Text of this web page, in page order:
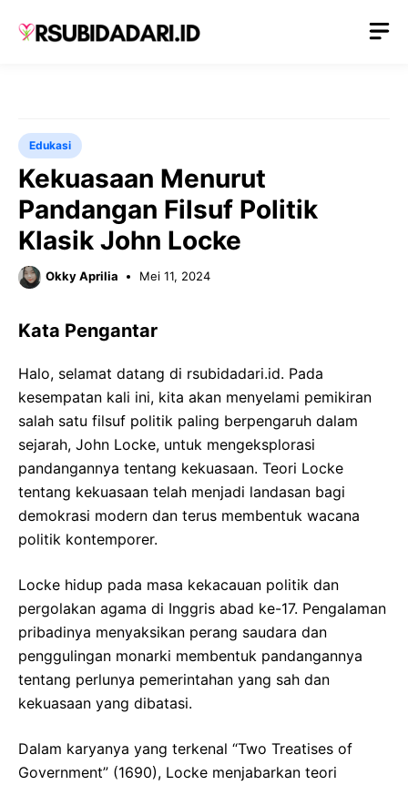
Edukasi
Kekuasaan Menurut
Pandangan Filsuf Politik
Klasik John Locke
Okky Aprilia Mei 11, 2024
Kata Pengantar
Halo, selamat datang di rsubidadari.id. Pada
kesempatan kali ini, kita akan menyelami pemikiran
salah satu filsuf politik paling berpengaruh dalam
sejarah, John Locke, untuk mengeksplorasi
pandangannya tentang kekuasaan. Teori Locke
tentang kekuasaan telah menjadi landasan bagi
demokrasi modern dan terus membentuk wacana
politik kontemporer.
Locke hidup pada masa kekacauan politik dan
pergolakan agama di Inggris abad ke-17. Pengalaman
pribadinya menyaksikan perang saudara dan
penggulingan monarki membentuk pandangannya
tentang perlunya pemerintahan yang sah dan
kekuasaan yang dibatasi.
Dalam karyanya yang terkenal “Two Treatises of
Government” (1690), Locke menjabarkan teori